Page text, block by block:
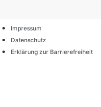
Impressum
Datenschutz
Erklärung zur Barrierefreiheit